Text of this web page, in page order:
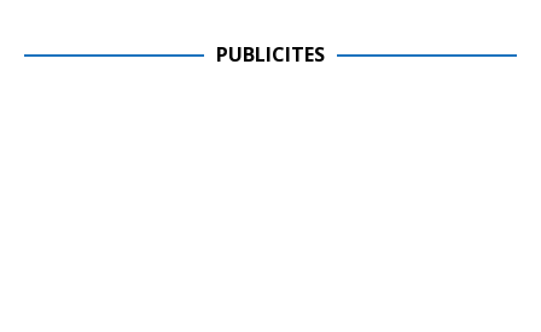
PUBLICITES